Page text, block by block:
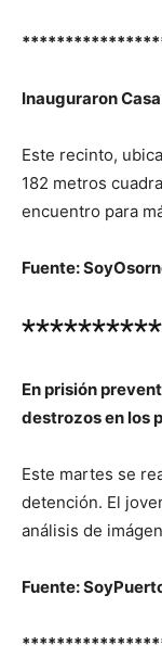
Inauguraron
Este recinto,
182 metros
encuentro para
Fuente:
En prisión
destrozos en los
Este martes se
detención. El
análisis de
Fuente: